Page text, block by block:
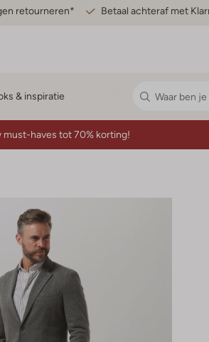
retourneren* Betaal achteraf met
& inspiratie
must-haves tot 70% korting!